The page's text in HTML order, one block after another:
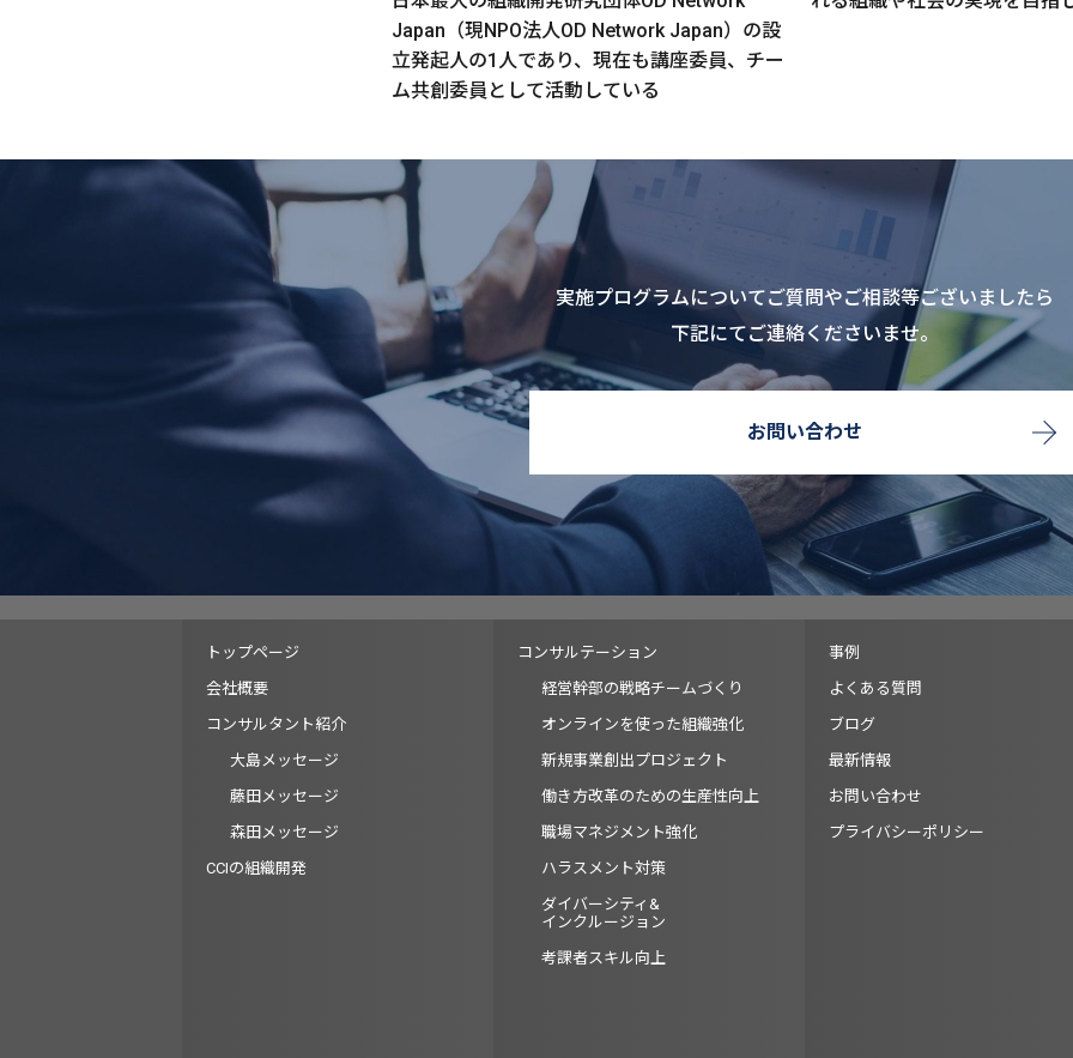
Japan（現NPO法人OD Network Japan）の設
立発起人の1人であり、現在も講座委員、チー
ム共創委員として活動している
実施プログラムについてご質問やご相談等ございましたら
下記にてご連絡くださいませ。
お問い合わせ
トップページ
会社概要
コンサルタント紹介
大島メッセージ
藤田メッセージ
森田メッセージ
CCIの組織開発
コンサルテーション
経営幹部の戦略チームづくり
オンラインを使った組織強化
新規事業創出プロジェクト
働き方改革のための生産性向上
職場マネジメント強化
ハラスメント対策
ダイバーシティ&
インクルージョン
考課者スキル向上
事例
よくある質問
ブログ
最新情報
お問い合わせ
プライバシーポリシー